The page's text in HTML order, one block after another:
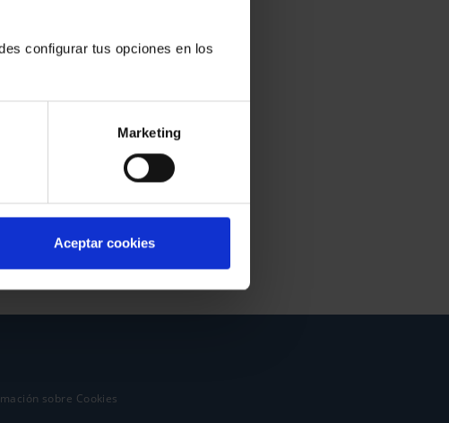
configurar tus opciones en los
Marketing
Aceptar cookies
sobre Cookies